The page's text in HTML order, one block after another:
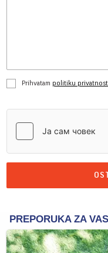
Prihvatam politiku